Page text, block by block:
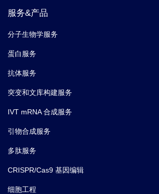
服务&产品
分子生物学服务
蛋白服务
抗体服务
突变和文库构建服务
IVT mRNA 合成服务
引物合成服务
多肽服务
CRISPR/Cas9 基因编辑
细胞工程